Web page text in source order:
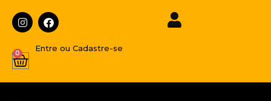
Entre ou Cadastre-se
0